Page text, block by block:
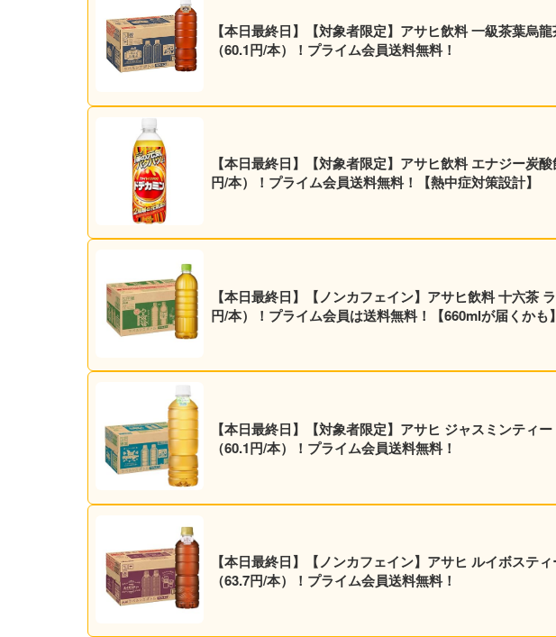
【本日最終日】【対象者限定】アサヒ飲料 一級茶葉烏
（60.1円/本）！プライム会員送料無料！
【本日最終日】【対象者限定】アサヒ飲料 エナジー炭酸飲料 ドデカミン 500ml×24本 1,605円（66.9
円/本）！プライム会員送料無料！【熱中症対策設計】
【本日最終日】【ノンカフェイン】アサヒ飲料 十六茶
円/本）！プライム会員は送料無料！【660mlが届くかも】
【本日最終日】【対象者限定】アサヒ ジャスミンティ
（60.1円/本）！プライム会員送料無料！
【本日最終日】【ノンカフェイン】アサヒ ルイボステ
（63.7円/本）！プライム会員送料無料！